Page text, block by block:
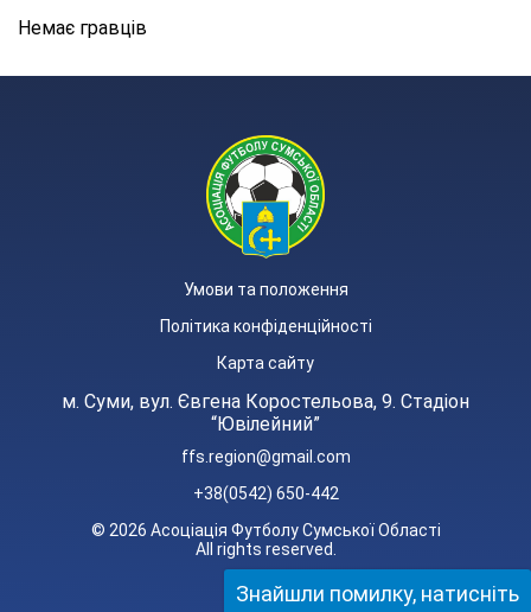
Немає гравців
Умови та положення
Політика конфіденційності
Карта сайту
м. Суми, вул. Євгена Коростельова, 9. Стадіон
“Ювілейний”
ffs.region@gmail.com
+38(0542) 650-442
© 2026 Асоціація Футболу Сумської Області
All rights reserved.
Знайшли помилку, натисніть